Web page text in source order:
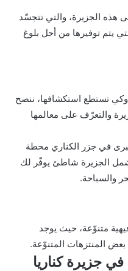
هذه الجزيرة، والتي تتجسّد
يتم توفيرها من أجل بلوغ
تستطع استكشافها، ننصح
والتعرّف على معالمها
في جزر الكناري محطة
تشمل الجزيرة شاطئ يوفّر لك
والسباحة.
متنوّعة، حيث يوجد
بعض المنتزهات المتنوّعة.
جزيرة كناريا